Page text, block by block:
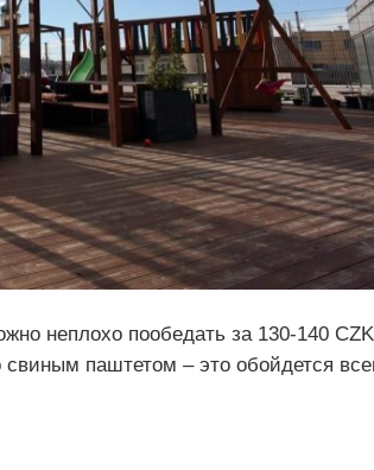
неплохо пообедать за 130-140
свиным паштетом – это обойдется